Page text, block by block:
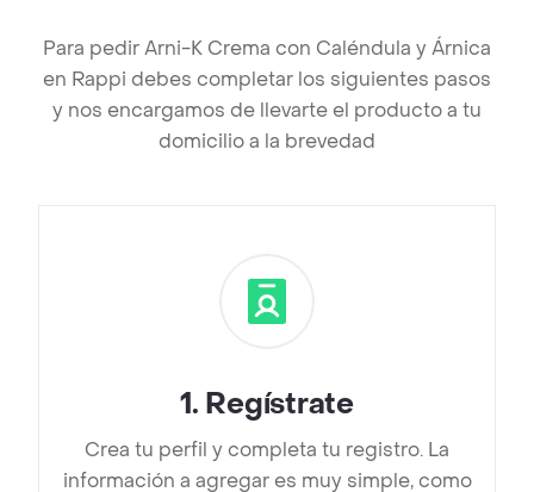
Para pedir Arni-K Crema con Caléndula y Árnica
en Rappi debes completar los siguientes pasos
y nos encargamos de llevarte el producto a tu
domicilio a la brevedad
1. Regístrate
Crea tu perfil y completa tu registro. La
información a agregar es muy simple, como